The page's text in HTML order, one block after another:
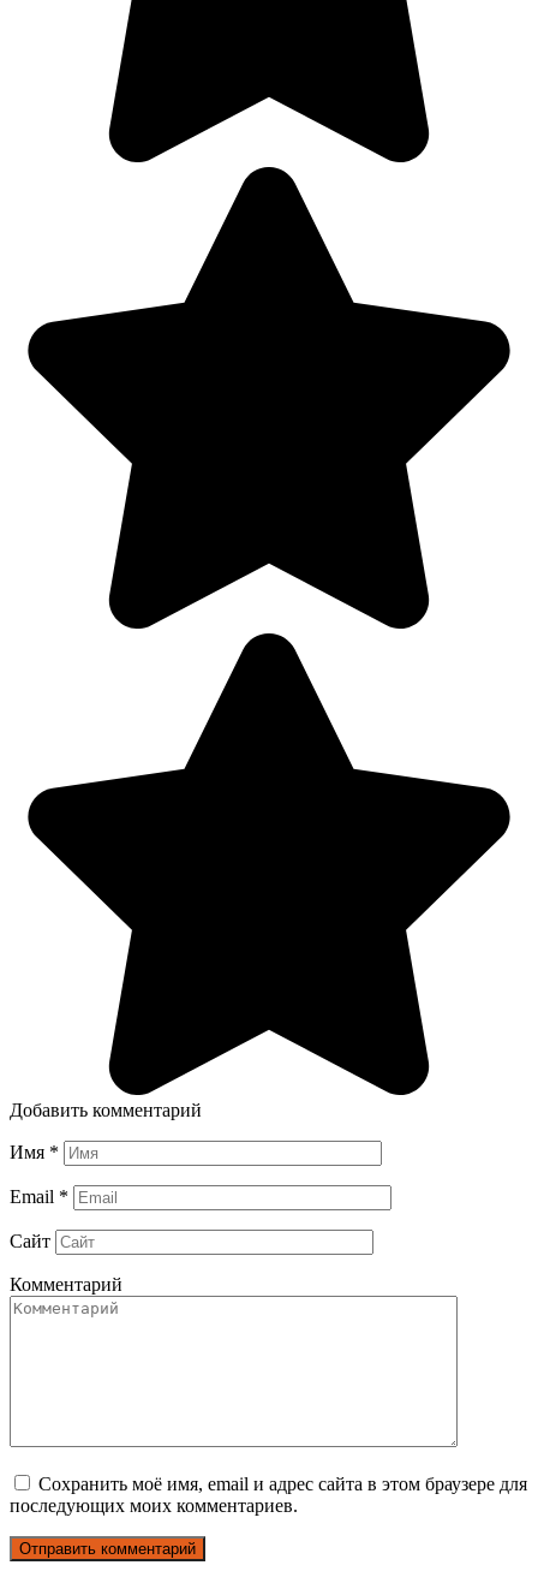
Добавить комментарий
Имя *
Email *
Сайт
Комментарий
Сохранить моё имя, email и адрес сайта в этом браузере для
последующих моих комментариев.